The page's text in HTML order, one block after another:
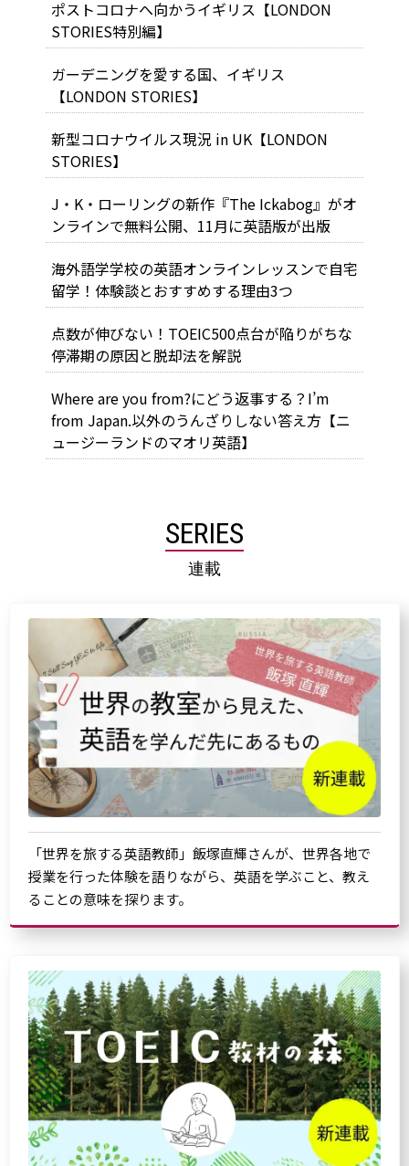
ポストコロナへ向かうイギリス【LONDON
STORIES特別編】
ガーデニングを愛する国、イギリス
【LONDON STORIES】
新型コロナウイルス現況 in UK【LONDON
STORIES】
J・K・ローリングの新作『The Ickabog』がオ
ンラインで無料公開、11月に英語版が出版
海外語学学校の英語オンラインレッスンで自宅
留学！体験談とおすすめする理由3つ
点数が伸びない！TOEIC500点台が陥りがちな
停滞期の原因と脱却法を解説
Where are you from?にどう返事する？I’m
from Japan.以外のうんざりしない答え方【ニ
ュージーランドのマオリ英語】
SERIES
連載
「世界を旅する英語教師」飯塚直輝さんが、世界各地で
授業を行った体験を語りながら、英語を学ぶこと、教え
ることの意味を探ります。